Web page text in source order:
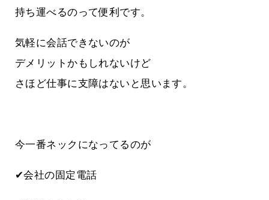
持ち運べるのって便利です。
気軽に会話できないのが
デメリットかもしれないけど
さほど仕事に支障はないと思います。
今一番ネックになってるのが
✔会社の固定電話